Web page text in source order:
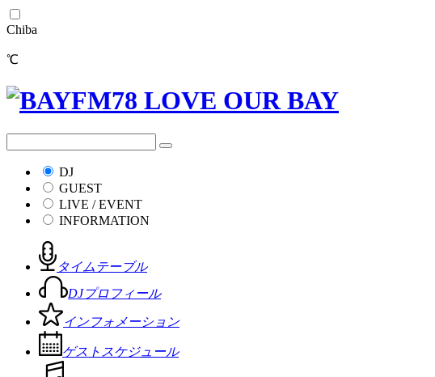
Chiba
℃
DJ
GUEST
LIVE / EVENT
INFORMATION
タイムテーブル
DJプロフィール
インフォメーション
ゲストスケジュール